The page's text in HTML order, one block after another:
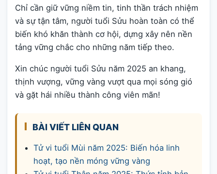
Chỉ cần giữ vững niềm tin, tinh thần trách nhiệm
và sự tận tâm, người tuổi Sửu hoàn toàn có thể
biến khó khăn thành cơ hội, dựng xây nên nền
tảng vững chắc cho những năm tiếp theo.
Xin chúc người tuổi Sửu năm 2025 an khang,
thịnh vượng, vững vàng vượt qua mọi sóng gió
và gặt hái nhiều thành công viên mãn!
BÀI VIẾT LIÊN QUAN
Tử vi tuổi Mùi năm 2025: Biến hóa linh
hoạt, tạo nền móng vững vàng